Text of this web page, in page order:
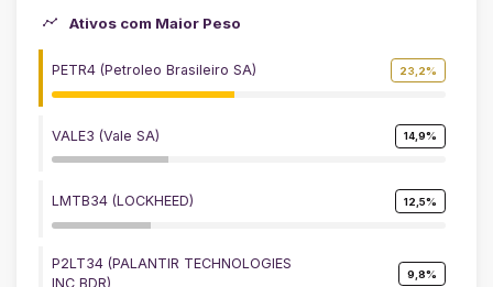
Ativos com Maior Peso
PETR4 (Petroleo Brasileiro SA) 23,2%
VALE3 (Vale SA) 14,9%
LMTB34 (LOCKHEED) 12,5%
P2LT34 (PALANTIR TECHNOLOGIES
INC BDR)
9,8%